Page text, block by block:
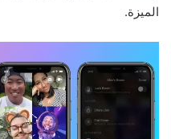
الميزة.